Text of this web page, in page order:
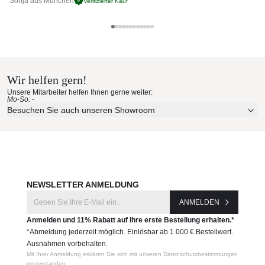
204 × 76 × 79
204 × 76 × 94
204 × 76 × 104
Hersteller:
Erleben Sie unsere Stoffe und Materialien ganz in Ruhe in
Ihren eigenen vier Wänden.
Aktuelle Originalstoffe des Herstellers
Wir helfen gern!
Unsere Mitarbeiter helfen Ihnen gerne weiter:
Mo-So: -
Besuchen Sie auch unseren Showroom
NEWSLETTER ANMELDUNG
ANMELDEN
Anmelden und 11% Rabatt auf Ihre erste Bestellung erhalten.*
*Abmeldung jederzeit möglich. Einlösbar ab 1.000 € Bestellwert.
Ausnahmen vorbehalten.
Mit Ihrer Anmeldung erklären Sie sich mit unseren Datenschutzbestimmungen
einverstanden.